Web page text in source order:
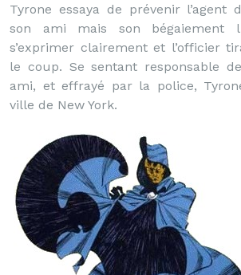
Tyrone essaya de prévenir l’agent
son ami mais son bégaiement
s’exprimer clairement et l’officier
le coup. Se sentant responsable
ami, et effrayé par la police,
ville de New York.